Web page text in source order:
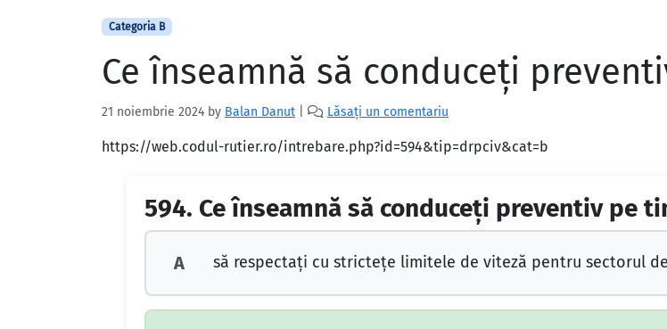
Categoria B
Ce înseamnă să conduceţi
21 noiembrie 2024 by Balan Danut Lăsați un comentariu
https://web.codul-rutier.ro/intrebare.php?id=594&tip=drpciv&cat=b
594. Ce înseamnă să conduceţi preventiv pe
A să respectaţi cu stricteţe limitele de viteză pentru sectorul